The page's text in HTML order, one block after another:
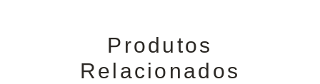
Produtos
Relacionados